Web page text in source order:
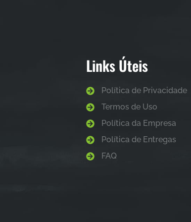
Links Úteis
Política de Privacidade
Termos de Uso
Política da Empresa
Política de Entregas
FAQ